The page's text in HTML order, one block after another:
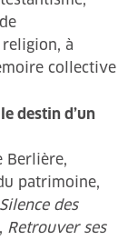
à
collective
destin d’un
Berlière,
patrimoine,
des
Retrouver ses